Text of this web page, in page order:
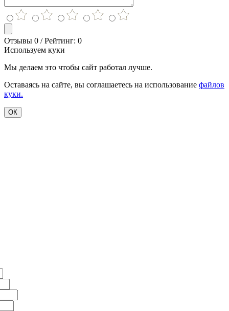
Отзывы 0 / Рейтинг: 0
Используем куки
Мы делаем это чтобы сайт работал лучше.
Оставаясь на сайте, вы соглашаетесь на использование файлов
куки.
ОК